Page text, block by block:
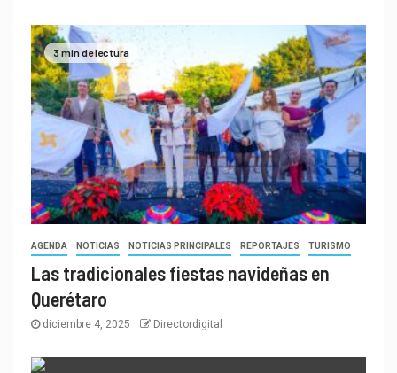
3 min de lectura
AGENDA NOTICIAS NOTICIAS PRINCIPALES REPORTAJES TURISMO
Las tradicionales fiestas navideñas en
Querétaro
diciembre 4, 2025 Directordigital